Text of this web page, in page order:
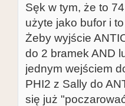
Sęk w tym, że to
użyte jako bufor i
Żeby wyjście
do 2 bramek AND
jednym wejściem
PHI2 z Sally do
się już